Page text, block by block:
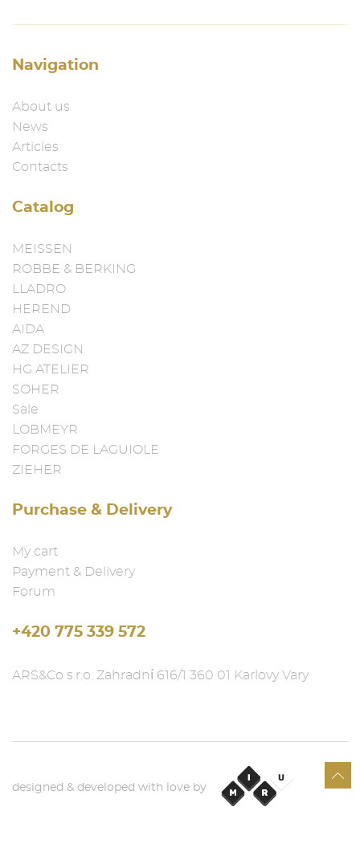
Navigation
About us
News
Articles
Contacts
Catalog
MEISSEN
ROBBE & BERKING
LLADRO
HEREND
AIDA
AZ DESIGN
HG ATELIER
SOHER
Sale
LOBMEYR
FORGES DE LAGUIOLE
ZIEHER
Purchase & Delivery
My cart
Payment & Delivery
Forum
+420 775 339 572
ARS&Co s.r.o. Zahradní 616/1 360 01 Karlovy Vary
designed & developed with love by